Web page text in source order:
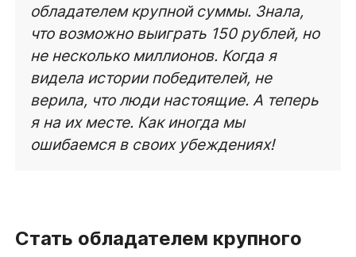
обладателем крупной суммы. Знала,
что возможно выиграть 150 рублей, но
не несколько миллионов. Когда я
видела истории победителей, не
верила, что люди настоящие. А теперь
я на их месте. Как иногда мы
ошибаемся в своих убеждениях!
Стать обладателем крупного